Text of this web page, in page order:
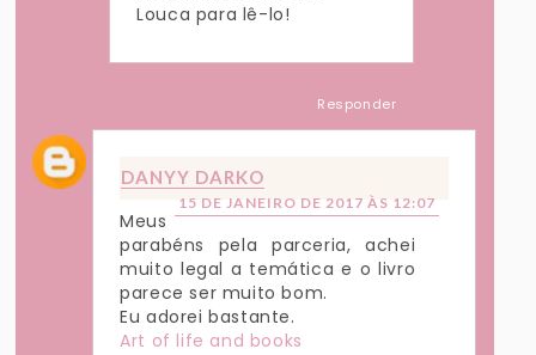
Louca para lê-lo!
Responder
DANYY DARKO
15 DE JANEIRO DE 2017 ÀS 12:07
Meus
parabéns pela parceria, achei
muito legal a temática e o livro
parece ser muito bom.
Eu adorei bastante.
Art of life and books